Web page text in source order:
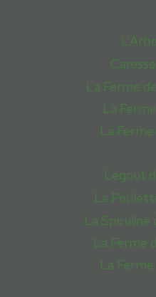
La Ferme
La
La
Legout
La
La Spiruline
La Ferme
La